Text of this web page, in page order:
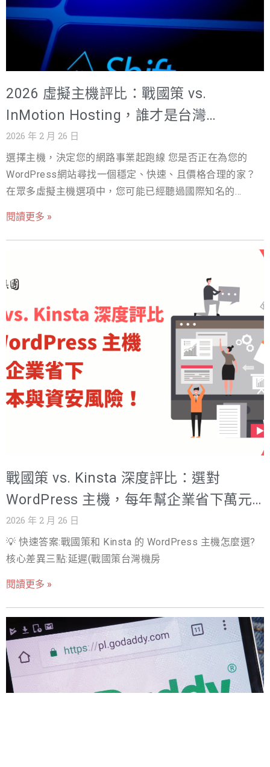
體規格、機房位置、伺服器技術（如 LiteSpeed）都決定
了您的網站能否在 3 秒內開啟。如果您的網站因為主機延
遲而慢了一拍，不僅會流失潛在客戶，更會讓您的 SEO 努
力大打折扣。對於台灣用戶而言，主機機房設在海外，光
倍。 安全與穩定性： 網站安全是企業的生命線。DDoS 攻
擊、惡意程式入侵、資料遺失，任何一項都可能導致業務
中斷。一個優質的主機商不僅要提供基本的防火牆，更要
有主動的監控與即時的備份還原機制。您需要的是一個能
讓您高枕無憂的「數位保全」。 客服支援的即時性與專業
度： 網站出問題時，時間就是金錢。當您在半夜遇到網站
當機，卻只能面對國外主機商的英文工單系統，等待時差
12 小時的遙遠回覆時，那種焦慮與無助感，相信是每個經
閱讀】網站速度和SEO排名真的有關嗎？3件網站速度優化
該注意的事 戰國策虛擬主機推薦解析：不只是主機，更是
您的在地化「數位戰略夥伴」 在台灣市場，戰國策集團深
耕超過 25 年，服務超過 3 萬家企業客戶，這份實戰經驗是
任何國際主機商都難以比擬的。戰國策的定位非常清晰：
它不只是一個虛擬主機供應商，更是您的在地化數位戰略
夥伴。 1. 頂尖性能與在地化速度優勢 對於台灣的企業和用
戶來說，速度是王道。戰國策
2026 虛擬主機評比：戰國策 vs.
InMotion Hosting，誰才是台灣
WordPress 網站的性能之王？
2026 年 2 月 26 日
選擇主機，決定您的網路事業起跑線 您是否正在為您的
WordPress網站尋找一個穩定、快速、且價格合理的家？
在眾多虛擬主機選項中，您可能已經聽過國際知名的
位服務的戰國策虛擬主機。作為一位擁有超過26年企業經
營實戰經驗的行銷顧問，我深知一個好的主機，不僅僅是
存放檔案的空間，更是您網站速度、SEO排名、甚至業務營
收的基石。 選擇主機的常見困擾不外乎： 速度與延遲： 國
際主機在台灣的連線速度是否夠快？ 客服與時差： 遇到問
題時，能否即時獲得中文的專業支援？ 價格陷阱： 首年優
惠價誘人，但續約費用是否會暴漲？ 本文將為您帶來戰國
策與 InMotion 的 虛擬主機 比較，透過全方位的深度評
比，協助您看清兩者在技術規格、在地服務、價格策略上
的差異。我的目標很簡單：幫助您做出最明智的決策，找
到最適合您的 台灣 WordPress 主機 解決方案。 專家建議
與完整拆解：為什麼選擇正確的虛擬主機至關重要？ 在網
路世界中，時間就是金錢，速度就是排名。這是一個 專家
站載入速度納入搜尋引擎排名演算法的核心指標。如果您
的網站載入超過3秒，訪客流失率將大幅增加，這對您的
洲，物理距離導致的延遲（Latency）是台灣用戶難以避免
的痛點。 安全性與穩定性 主機的穩定性直接關係到您的網
站是否能24小時不間斷地為您服務。DDoS攻擊、惡意軟體
入侵、資料遺失等風險，都需要主機商提供專業級的防護
策指南：抗DDoS攻擊服務的投資回報評估、費用結構與供
應商選擇框架 客服支援的價值 網站出問題時，您最需要的
是即時、專業、且能聽懂您語言的支援。面對複雜的伺服
器設定或突發狀況，如果只能透過英文工單，且有時差問
閱讀更多 »
戰國策 vs. Kinsta 深度評比：選對
WordPress 主機，每年幫企業省下萬元
成本與資安風險！
2026 年 2 月 26 日
💡 快速答案:戰國策和 Kinsta 的 WordPress 主機怎麼選?
核心差異三點:延遲(戰國策台灣機房
閱讀更多 »